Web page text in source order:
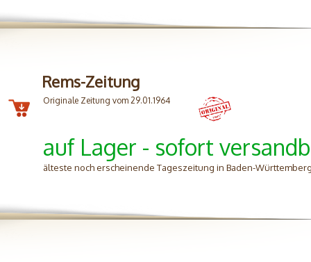
Rems-Zeitung
Originale Zeitung vom 29.01.1964
auf Lager - sofort
älteste noch erscheinende Tageszeitung in Baden-